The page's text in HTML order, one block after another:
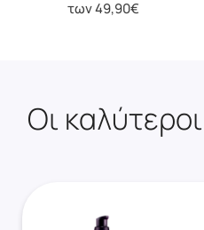
των 49,90€
Οι